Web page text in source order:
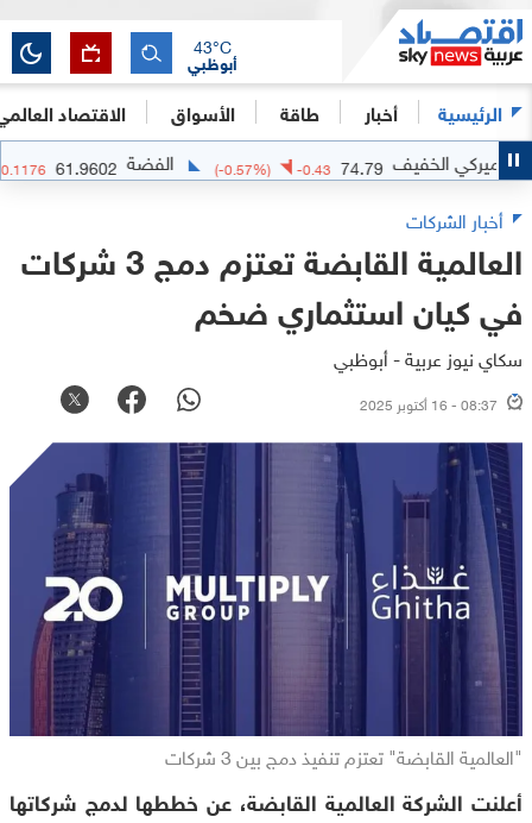
الرئيسية أخبار طاقة الأسواق الاقتصاد
أبوظبي
43°C
الخفيف 74.79
-0.43
(-0.57 %) الفضة 61.9602
-0.1176
%)
أخبار الشركات
العالمية القابضة تعتزم دمج 3 شركات
في كيان استثماري ضخم
سكاي نيوز عربية - أبوظبي
08:37 - 16 أكتوبر 2025
"العالمية القابضة" تعتزم تنفيذ دمج بين 3 شركات
أعلنت الشركة العالمية القابضة، عن خططها لدمج شركاتها